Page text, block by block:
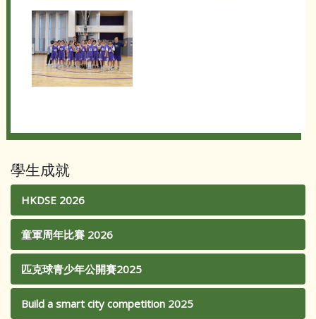
學生成就
HKDSE 2026
童軍周年比賽 2026
匹克球青少年公開賽2025
Build a smart city competition 2025